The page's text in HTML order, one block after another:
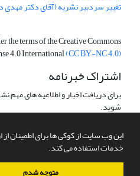
این وب سایت از کوکی ها برای اطمینان از
خدمات استفاده می کند.
متوجه شدم
تغییر سردبیر نشریه (آقای دکتر
the terms of the Creative Commons
4.0 International(CC BY-NC 4.0)
اشتراک خبرنامه
برای دریافت اخبار و اطلاعیه های
شوید.